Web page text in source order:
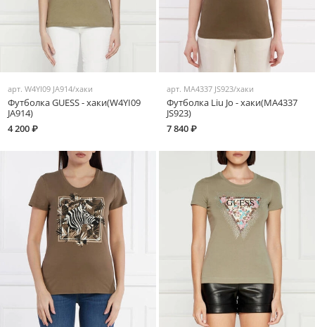
арт.W4YI09 JA914/хаки
Футболка GUESS - хаки(W4YI09
JA914)
4 200 ₽
арт. MA4337 JS923/хаки
Футболка Liu Jo - хаки(MA4337
JS923)
7 840 ₽